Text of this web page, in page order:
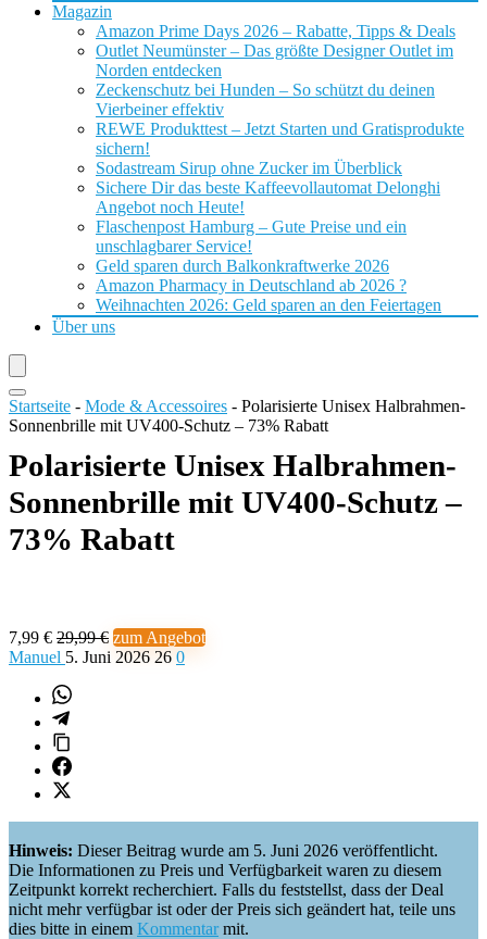
Magazin
Amazon Prime Days 2026 – Rabatte, Tipps & Deals
Outlet Neumünster – Das größte Designer Outlet im
Norden entdecken
Zeckenschutz bei Hunden – So schützt du deinen
Vierbeiner effektiv
REWE Produkttest – Jetzt Starten und Gratisprodukte
sichern!
Sodastream Sirup ohne Zucker im Überblick
Sichere Dir das beste Kaffeevollautomat Delonghi
Angebot noch Heute!
Flaschenpost Hamburg – Gute Preise und ein
unschlagbarer Service!
Geld sparen durch Balkonkraftwerke 2026
Amazon Pharmacy in Deutschland ab 2026 ?
Weihnachten 2026: Geld sparen an den Feiertagen
Über uns
Startseite - Mode & Accessoires - Polarisierte Unisex Halbrahmen-
Sonnenbrille mit UV400-Schutz – 73% Rabatt
Polarisierte Unisex Halbrahmen-
Sonnenbrille mit UV400-Schutz –
73% Rabatt
7,99 € 29,99 € zum Angebot
Manuel 5. Juni 2026 26 0
Hinweis: Dieser Beitrag wurde am 5. Juni 2026 veröffentlicht.
Die Informationen zu Preis und Verfügbarkeit waren zu diesem
Zeitpunkt korrekt recherchiert. Falls du feststellst, dass der Deal
nicht mehr verfügbar ist oder der Preis sich geändert hat, teile uns
dies bitte in einem Kommentarmit.